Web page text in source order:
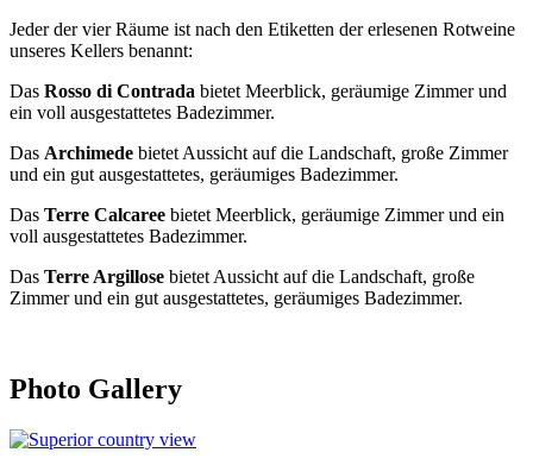
Jeder der vier Räume ist nach den Etiketten der erlesenen Rotweine
unseres Kellers benannt:
Das Rosso di Contrada bietet Meerblick, geräumige Zimmer und
ein voll ausgestattetes Badezimmer.
Das Archimede bietet Aussicht auf die Landschaft, große Zimmer
und ein gut ausgestattetes, geräumiges Badezimmer.
Das Terre Calcaree bietet Meerblick, geräumige Zimmer und ein
voll ausgestattetes Badezimmer.
Das Terre Argillose bietet Aussicht auf die Landschaft, große
Zimmer und ein gut ausgestattetes, geräumiges Badezimmer.
Photo Gallery